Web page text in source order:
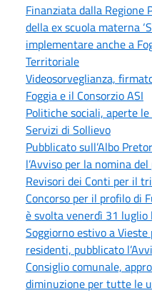
Finanziata dalla
della ex scuola materna
implementare anche a
Territoriale
Videosorveglianza,
Foggia e il Consorzio ASI
Politiche sociali, aperte
Servizi di Sollievo
Pubblicato sull’Albo
l’Avviso per la nomina
Revisori dei Conti per il
Concorso per il profilo di
è svolta venerdì 31 luglio
Soggiorno estivo a
residenti, pubblicato
Consiglio comunale,
diminuzione per tutte le